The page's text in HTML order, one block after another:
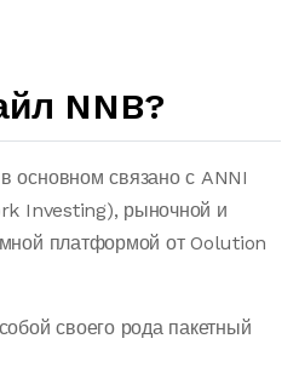
NNB?
основном связано с ANNI
Investing), рыночной и
платформой от Oolution
своего рода пакетный